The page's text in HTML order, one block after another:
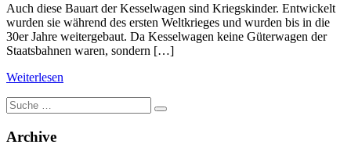
Auch diese Bauart der Kesselwagen sind Kriegskinder. Entwickelt
wurden sie während des ersten Weltkrieges und wurden bis in die
30er Jahre weitergebaut. Da Kesselwagen keine Güterwagen der
Staatsbahnen waren, sondern […]
Weiterlesen
Suche
nach:
Archive